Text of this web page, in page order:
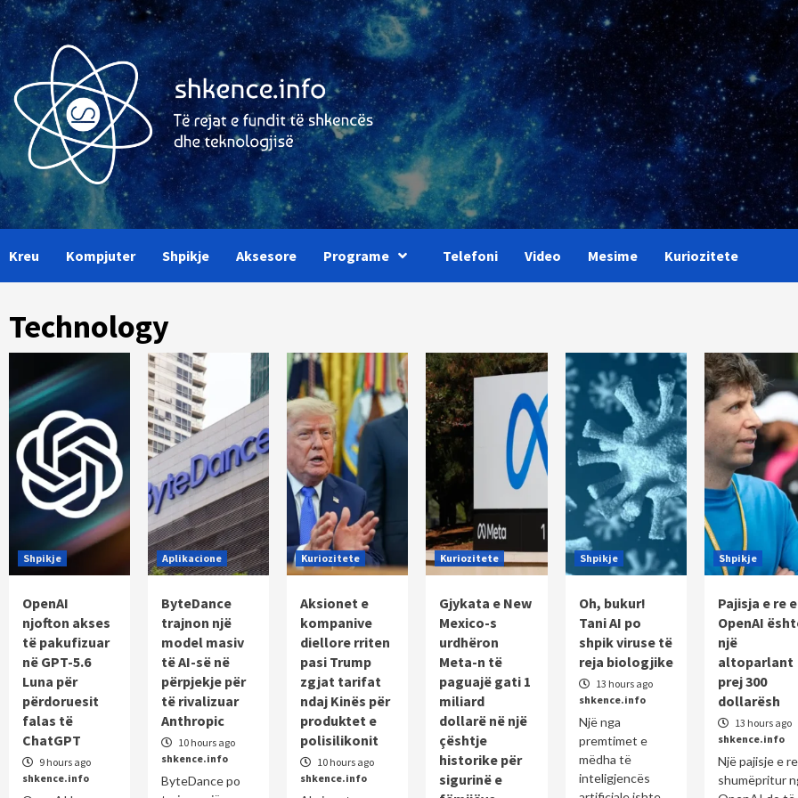
Skip
to
content
Kreu Kompjuter Shpikje Aksesore Programe Telefoni Video Mesime Kuriozitete
Technology
Shpikje
OpenAI
njofton akses
të pakufizuar
në GPT-5.6
Luna për
përdoruesit
falas të
ChatGPT
9 hours ago
shkence.info
Aplikacione
ByteDance
trajnon një
model masiv
të AI-së në
përpjekje për
të rivalizuar
Anthropic
10 hours ago
shkence.info
ByteDance po
Kuriozitete
Aksionet e
kompanive
diellore rriten
pasi Trump
zgjat tarifat
ndaj Kinës për
produktet e
polisilikonit
10 hours ago
shkence.info
Kuriozitete
Gjykata e New
Mexico-s
urdhëron
Meta-n të
paguajë gati 1
miliard
dollarë në një
çështje
historike për
sigurinë e
Shpikje
Oh, bukur!
Tani AI po
shpik viruse të
reja biologjike
13 hours ago
shkence.info
Një nga
premtimet e
mëdha të
inteligjencës
Shpikje
Pajisja e re e
OpenAI
një
altoparlant
prej 300
dollarësh
13 hours ago
shkence.info
Një pajisje e re
shumëpritur